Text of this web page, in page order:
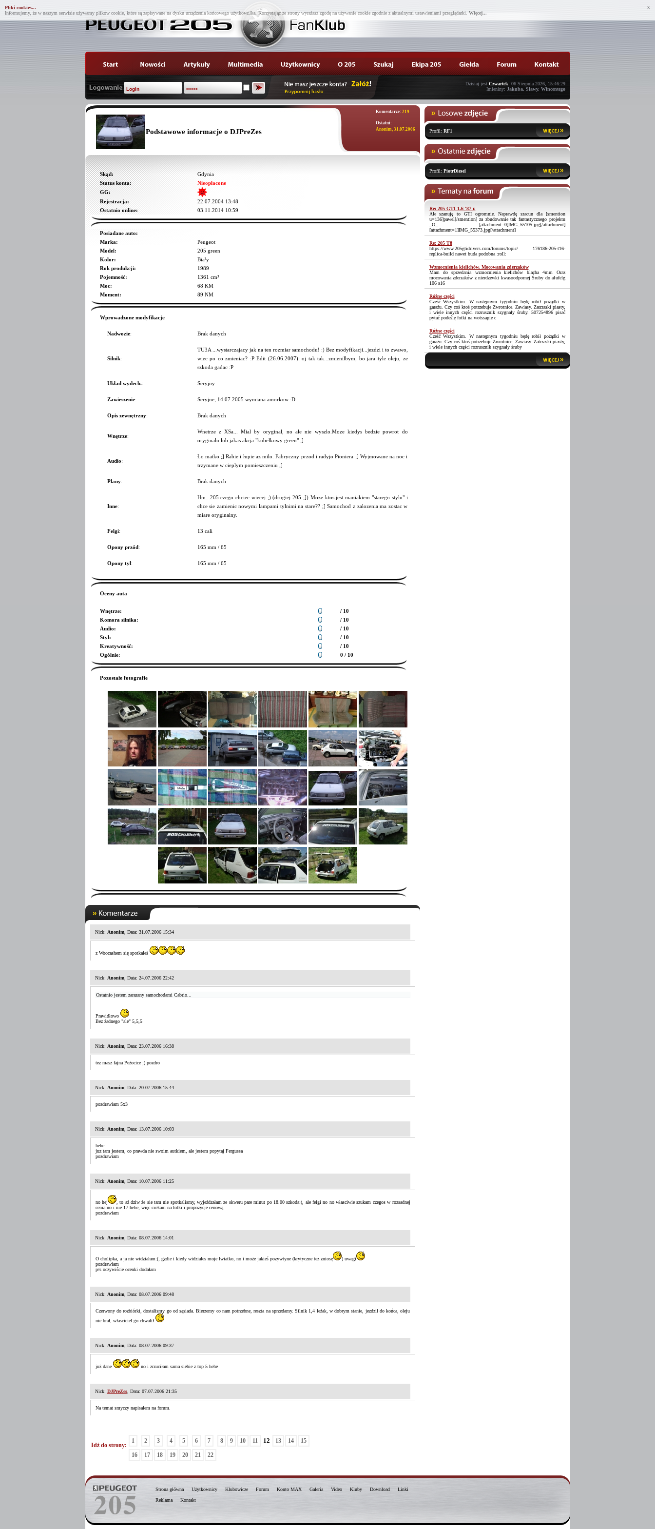
X
Pliki cookies...
Informujemy, że w naszym serwisie używamy plików cookie, które są zapisywane na dysku urządzenia końcowego użytkownika. Korzystając ze strony wyrażasz zgodę na używanie cookie zgodnie z aktualnymi ustawieniami przeglądarki. Więcej...
Dzisiaj jest Czwartek , 06 Sierpnia 2026, 15:46:29
Imieniny: Jakuba, Sławy, Wincentego
Podstawowe informacje o DJPreZes
Komentarze: 219
Ostatni:
Anonim, 31.07.2006
Skąd:
Gdynia
Status konta:
Nieopłacone
GG:
Rejestracja:
22.07.2004 13:48
Ostatnio online:
03.11.2014 10:59
Posiadane auto:
Marka:
Peugeot
Model:
205 green
Kolor:
Bia³y
Rok produkcji:
1989
Pojemność:
1361 cm³
Moc:
68 KM
Moment:
89 NM
Wprowadzone modyfikacje
Nadwozie: Brak danych
Silnik:
TU3A ...wystarczajacy jak na ten rozmiar samochodu! :) Bez modyfikacji...jezdzi i to zwawo,
wiec po co zmieniac? :P Edit (26.06.2007): oj tak tak...zmienilbym, bo jara tyle oleju, ze
szkoda gadac :P
Układ wydech.: Seryjny
Zawieszenie: Seryjne, 14.07.2005 wymiana amorkow :D
Opis zewnętrzny: Brak danych
Wnętrze:
Wnetrze z XSa... Mial by oryginal, no ale nie wyszlo.Moze kiedys bedzie powrot do
oryginalu lub jakas akcja "kubelkowy green" ;]
Audio:
Ło matko ;] Rabie i łupie az milo. Fabryczny przod i radyjo Pioniera ;] Wyjmowane na noc i
trzymane w cieplym pomieszczeniu ;]
Plany: Brak danych
Inne:
Hm...205 czego chciec wiecej ;) (drugiej 205 ;]) Moze ktos jest maniakiem "starego stylu" i
chce sie zamienic nowymi lampami tylnimi na stare?? ;] Samochod z zalozenia ma zostac w
miare oryginalny.
Felgi: 13 cali
Opony przód: 165 mm / 65
Opony tył: 165 mm / 65
Oceny auta
Wnętrze:
/ 10
Komora silnika:
/ 10
Audio:
/ 10
Styl:
/ 10
Kreatywność:
/ 10
Ogólnie: 0 / 10
Pozostałe fotografie
Nick: Anonim, Data: 31.07.2006 15:34
z Woocashem się spotkałeś
Nick: Anonim, Data: 24.07.2006 22:42
Ostatnio jestem zarazany samochodami Cabrio...
Prawidłowo
Bez żadnego "ale" 5,5,5
Nick: Anonim, Data: 23.07.2006 16:38
tez masz fajna Peżocice ;) pozdro
Nick: Anonim, Data: 20.07.2006 15:44
pozdrawiam 5x3
Nick: Anonim, Data: 13.07.2006 10:03
hehe
juz tam jestem, co prawda nie swoim autkiem, ale jestem popytaj Fergussa
pozdrawiam
Nick: Anonim, Data: 10.07.2006 11:25
no hej
, to aż dziw że sie tam nie spotkalismy, wyjeźdzałam ze skweru pare minut po 18.00 szkoda:(, ale felgi no no własciwie szukam czegos w rozsadnej
cenia no i nie 17 hehe, więc czekam na fotki i propozycje cenową
pozdrawiam
Nick: Anonim, Data: 08.07.2006 14:01
O cholipka, a ja nie widziałam:(, gzdie i kiedy widziales moje lwiatko, no i może jakieś pozywtyne (krytyczne tez zniosę
) uwagi
pozdrawiam
p/s oczywiście ocenki dodałam
Nick: Anonim, Data: 08.07.2006 09:48
Czerwony do rozbiórki, dostalismy go od sąsiada. Bierzemy co nam potrzebne, reszta na sprzedamy. Silnik 1,4 leżak, w dobrym stanie, jezdził do końca, oleju
nie brał, własciciel go chwalił
Nick: Anonim, Data: 08.07.2006 09:37
już dane no i zrzuciłam sama siebie z top 5 hehe
Nick: DJPreZes, Data: 07.07.2006 21:35
Na temat smyczy napisalem na forum.
Idź do strony:
1 2 3 4 5 6 7 8 9 10 11 12 13 14 15
16 17 18 19 20 21 22
Profil: RF1
Profil: PiotrDiesel
Re: 205 GTI 1.6 '87 r.
Ale szanuję to GTI ogromnie. Naprawdę szacun dla [smention
u=136]pawel[/smention] za zbudowanie tak fantastycznego projektu
_O_ [attachment=0]IMG_55105.jpg[/attachment]
[attachment=1]IMG_55373.jpg[/attachment]
Re: 205 T8
https://www.205gtidrivers.com/forums/topic/ 176186-205-t16-
replica-build nawet buda podobna :roll:
Wzmocnienia kielichów. Mocowania zderzaków
Mam do sprzedania wzmocnienia kielichów blacha 4mm Oraz
mocowania zderzaków z nierdzewki kwasoodpornej Śruby do alufelg
106 s16
Różne części
Cześć Wszystkim. W następnym tygodniu będę robił pożądki w
garażu. Czy coś ktoś potrzebuje Zwrotnice. Zawiasy. Zatrzaski piasty,
i wiele innych części rozrusznik szygnały śruby. 507254896 pisać
pytać podeślę fotki na wotssapie c
Różne części
Cześć Wszystkim. W następnym tygodniu będę robił pożądki w
garażu. Czy coś ktoś potrzebuje Zwrotnice. Zawiasy. Zatrzaski piasty,
i wiele innych części rozrusznik szygnały śruby
Strona główna Użytkownicy Klubowicze Forum Konto MAX Galeria Video Kluby Download
Linki
Reklama
Kontakt